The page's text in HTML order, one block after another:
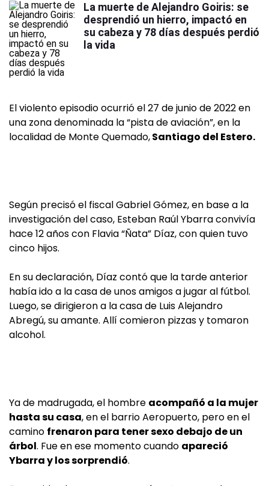
La muerte de Alejandro Goiris: se
desprendió un hierro, impactó en
su cabeza y 78 días después perdió
la vida
El violento episodio ocurrió el 27 de junio de 2022 en
una zona denominada la “pista de aviación”, en la
localidad de Monte Quemado,Santiago del Estero.
Según precisó el fiscal Gabriel Gómez, en base a la
investigación del caso, Esteban Raúl Ybarra convivía
hace 12 años con Flavia “Ñata” Díaz, con quien tuvo
cinco hijos.
En su declaración, Díaz contó que la tarde anterior
había ido a la casa de unos amigos a jugar al fútbol.
Luego, se dirigieron a la casa de Luis Alejandro
Abregú, su amante. Allí comieron pizzas y tomaron
alcohol.
Ya de madrugada, el hombre acompañó a la mujer
hasta su casa, en el barrio Aeropuerto, pero en el
camino frenaron para tener sexo debajo de un
árbol. Fue en ese momento cuando apareció
Ybarra y los sorprendió.